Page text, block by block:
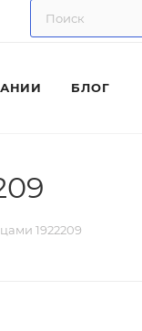
БЛОГ
1922209